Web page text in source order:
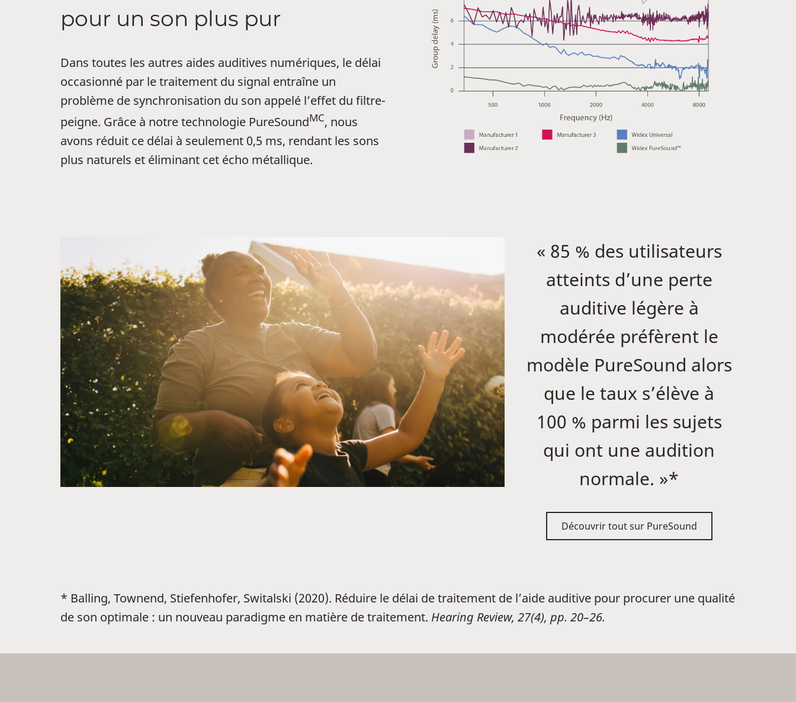
pour un son plus pur
Dans toutes les autres aides auditives numériques, le délai
occasionné par le traitement du signal entraîne un
problème de synchronisation du son appelé l’effet du filtre-
peigne. Grâce à notre technologie PureSoundMC, nous
avons réduit ce délai à seulement 0,5 ms, rendant les sons
plus naturels et éliminant cet écho métallique.
« 85 % des utilisateurs
atteints d’une perte
auditive légère à
modérée préfèrent le
modèle PureSound alors
que le taux s’élève à
100 % parmi les sujets
qui ont une audition
normale. »*
Découvrir tout sur PureSound
* Balling, Townend, Stiefenhofer, Switalski (2020). Réduire le délai de traitement de l’aide auditive pour procurer une qualité
de son optimale : un nouveau paradigme en matière de traitement. Hearing Review, 27(4), pp. 20–26.